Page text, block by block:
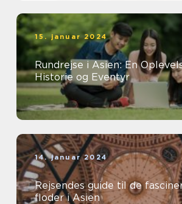
15. januar 2024
Rundrejse i Asien: En
Historie og Eventyr
14. januar 2024
Rejsendes guide til de
floder i Asien